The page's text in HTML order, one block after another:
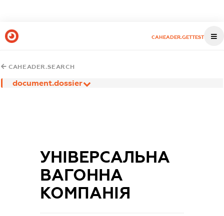
CAHEADER.GETTEST
CAHEADER.SEARCH
document.dossier
УНІВЕРСАЛЬНА
ВАГОННА
КОМПАНІЯ